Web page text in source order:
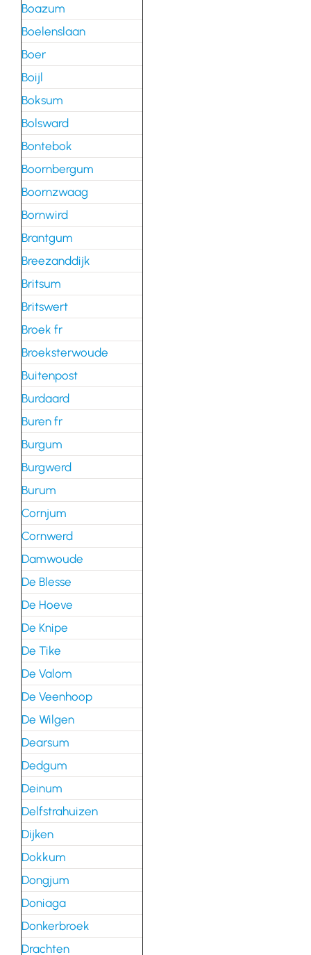
Boazum
Boelenslaan
Boer
Boijl
Boksum
Bolsward
Bontebok
Boornbergum
Boornzwaag
Bornwird
Brantgum
Breezanddijk
Britsum
Britswert
Broek fr
Broeksterwoude
Buitenpost
Burdaard
Buren fr
Burgum
Burgwerd
Burum
Cornjum
Cornwerd
Damwoude
De Blesse
De Hoeve
De Knipe
De Tike
De Valom
De Veenhoop
De Wilgen
Dearsum
Dedgum
Deinum
Delfstrahuizen
Dijken
Dokkum
Dongjum
Doniaga
Donkerbroek
Drachten